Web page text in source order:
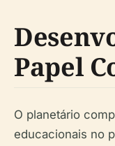
Papel
O planetário
educacionais no